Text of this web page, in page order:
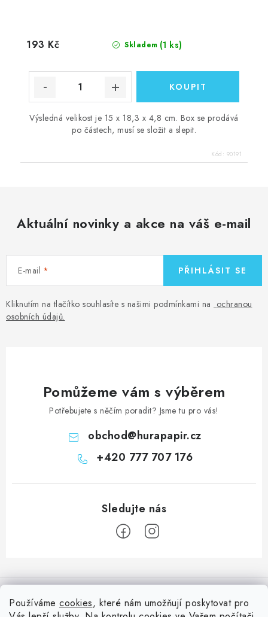
Používáme cookies, které nám umožňují poskytovat pro
Skladem (1 ks)
193 Kč
Výsledná velikost je 15 x 18,3 x 4,8 cm. Box se prodává
po částech, musí se složit a slepit.
Kód: 90191
Aktuální novinky a akce na váš e-mail
E-mail
Kliknutím na tlačítko souhlasíte s našimi podmínkami na ochranou
osobních údajů.
PŘIHLÁSIT SE
Pomůžeme vám s výběrem
Potřebujete s něčím poradit? Jsme tu pro vás!
obchod@hurapapir.cz
+420 777 707 176
á